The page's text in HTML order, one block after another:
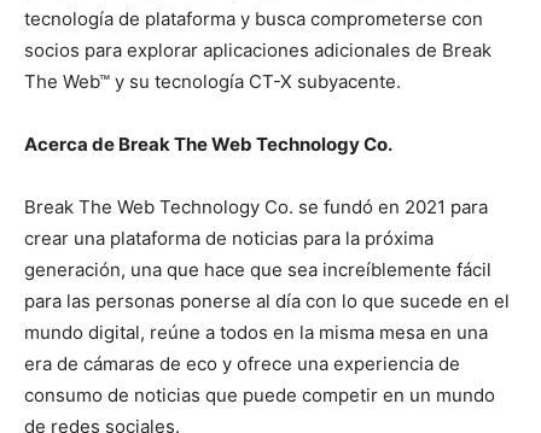
tecnología de plataforma y busca comprometerse con
socios para explorar aplicaciones adicionales de Break
The Web™ y su tecnología CT-X subyacente.
Acerca de Break The Web Technology Co.
Break The Web Technology Co. se fundó en 2021 para
crear una plataforma de noticias para la próxima
generación, una que hace que sea increíblemente fácil
para las personas ponerse al día con lo que sucede en el
mundo digital, reúne a todos en la misma mesa en una
era de cámaras de eco y ofrece una experiencia de
consumo de noticias que puede competir en un mundo
de redes sociales.